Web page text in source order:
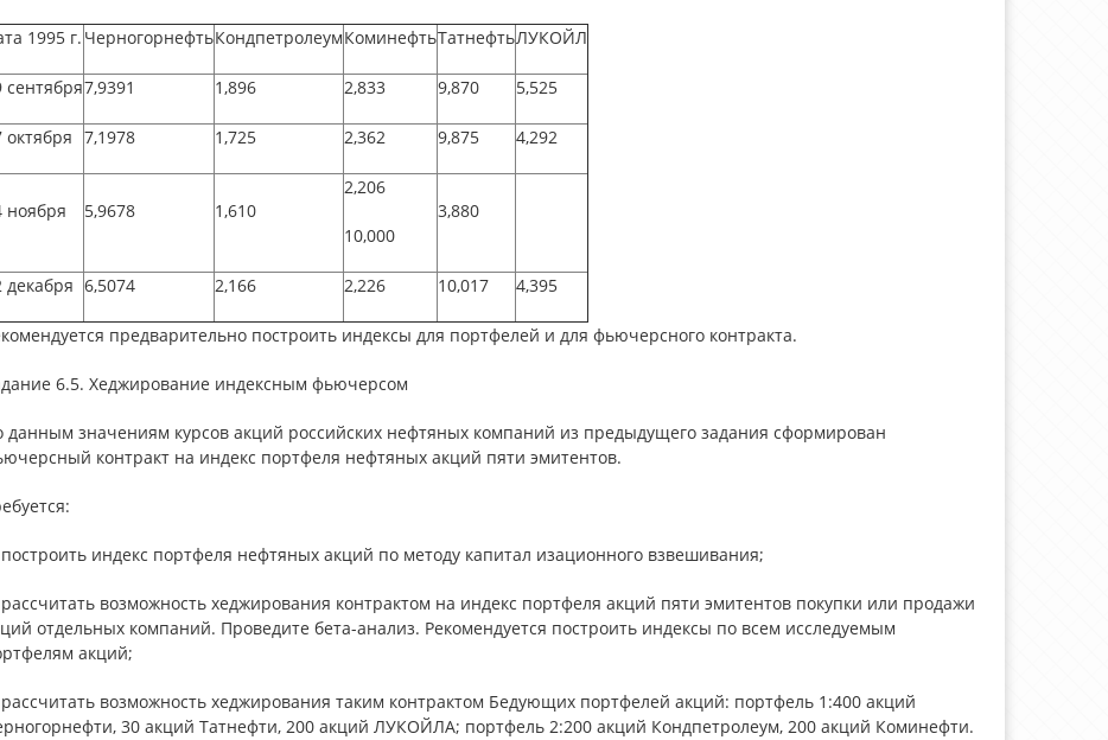
1995 г. ЧерногорнефтьКондпетролеумКоминефтьТатнефтьЛУКОЙЛ
сентября7,9391 1,896 2,833 9,870 5,525
октября 7,1978 1,725 2,362 9,875 4,292
ноября 5,9678 1,610
2,206
10,000
3,880
декабря 6,5074 2,166 2,226 10,017 4,395
предварительно построить индексы для портфелей и для фьючерсного контракта.
6.5. Хеджирование индексным фьючерсом
данным значениям курсов акций российских нефтяных компаний из предыдущего задания сформирован
контракт на индекс портфеля нефтяных акций пяти эмитентов.
индекс портфеля нефтяных акций по методу капитал изационного взвешивания;
возможность хеджирования контрактом на индекс портфеля акций пяти эмитентов покупки или продажи
отдельных компаний. Проведите бета-анализ. Рекомендуется построить индексы по всем исследуемым
акций;
рассчитать возможность хеджирования таким контрактом Бедующих портфелей акций: портфель 1:400 акций
30 акций Татнефти, 200 акций ЛУКОЙЛА; портфель 2:200 акций Кондпетролеум, 200 акций Коминефти.